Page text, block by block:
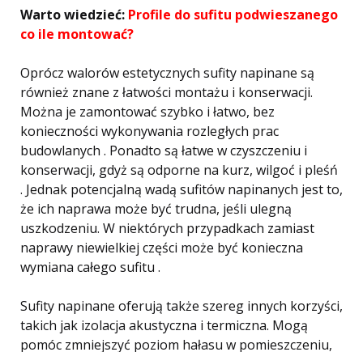
Warto wiedzieć: Profile do sufitu podwieszanego
co ile montować?
Oprócz walorów estetycznych sufity napinane są
również znane z łatwości montażu i konserwacji.
Można je zamontować szybko i łatwo, bez
konieczności wykonywania rozległych prac
budowlanych . Ponadto są łatwe w czyszczeniu i
konserwacji, gdyż są odporne na kurz, wilgoć i pleśń
. Jednak potencjalną wadą sufitów napinanych jest to,
że ich naprawa może być trudna, jeśli ulegną
uszkodzeniu. W niektórych przypadkach zamiast
naprawy niewielkiej części może być konieczna
wymiana całego sufitu .
Sufity napinane oferują także szereg innych korzyści,
takich jak izolacja akustyczna i termiczna. Mogą
pomóc zmniejszyć poziom hałasu w pomieszczeniu,